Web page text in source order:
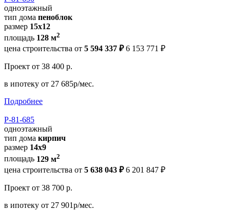
одноэтажный
тип дома пеноблок
размер 15x12
площадь 128 м2
цена строительства от 5 594 337 ₽ 6 153 771 ₽
Проект от 38 400 р.
в ипотеку от 27 685р/мес.
Подробнее
Р-81-685
одноэтажный
тип дома кирпич
размер 14x9
площадь 129 м2
цена строительства от 5 638 043 ₽ 6 201 847 ₽
Проект от 38 700 р.
в ипотеку от 27 901р/мес.